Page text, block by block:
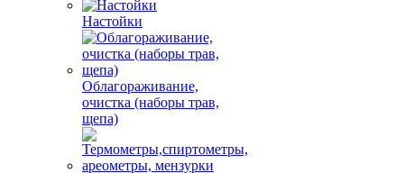
Настойки
Облагораживание,
очистка (наборы трав,
щепа)